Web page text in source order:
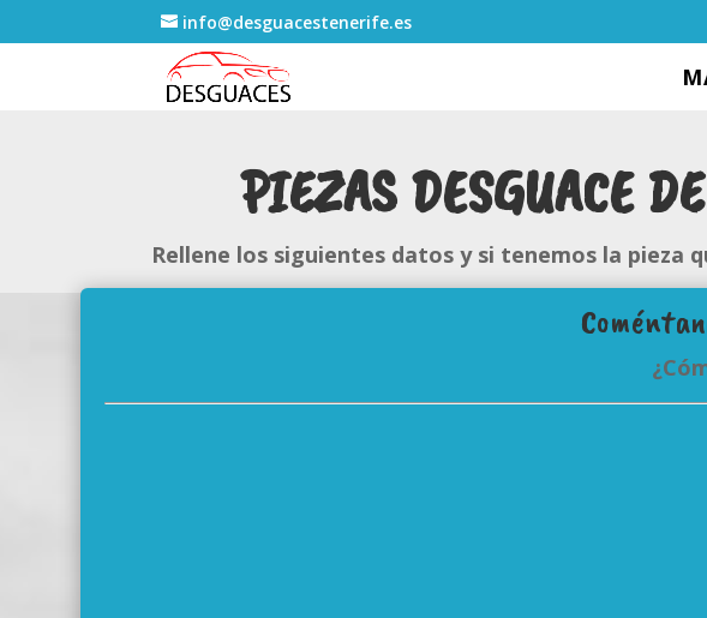
info@desguacestenerife.es
PIEZAS DESGUACE
Rellene los siguientes datos y si tenemos la pieza